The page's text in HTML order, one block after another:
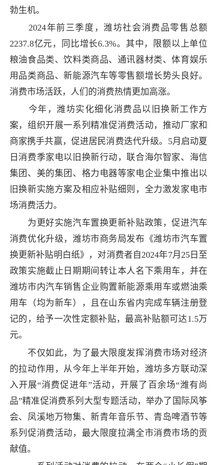
勃生机。
2024年前三季度，潍坊社会消费品零售总额
2237.8亿元，同比增长6.3%。其中，限额以上单位
粮油食品类、饮料类商品、通讯器材类、体育娱乐
用品类商品、新能源汽车等零售额增长势头良好。
消费市场活跃，人们的消费热情更加高涨。
今年，潍坊实化细化消费品以旧换新工作方
案，组织开展一系列精准促消费活动，推动厂家和
商家携手共赢，促进居民消费迭代升级。5月启动夏
日消费季家电以旧换新行动，联合海尔智家、海信
集团、美的集团、格力电器等家电企业集中推出以
旧换新实施方案及相应补贴细则，全力激发家电市
场消费活力。
为更好实施汽车置换更新补贴政策，促进汽车
消费优化升级，潍坊市商务局发布《潍坊市汽车置
换更新补贴明白纸》，对消费者自2024年7月25日至
政策实施截止日期期间转让本人名下乘用车，并在
潍坊市内汽车销售企业购置新能源乘用车或燃油乘
用车（均为新车），且在山东省内完成车辆注册登
记的，给予一次性定额补贴，最高补贴额可达1.5万
元。
不仅如此，为了最大限度发挥消费市场对经济
的拉动作用，从今年上半年开始，潍坊多方联动深
入开展“消费促进年”活动，开展了百余场“潍有尚
品”精准促消费系列大型专题活动，举办了国际风筝
会、凤溪地万物集、新青年音乐节、青岛啤酒节等
系列促消费活动，最大限度拉满全市消费市场的贡
献值。